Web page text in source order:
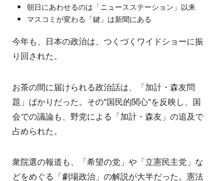
朝日にあわせるのは「ニュースステーション」以来
マスコミが変わる「鍵」は新聞にある
今年も、日本の政治は、つくづくワイドショーに振
り回された。
お茶の間に届けられる政治話は、「加計・森友問
題」ばかりだった。その"国民的関心"を反映し、国
会での議論も、野党による「加計・森友」の追及で
占められた。
衆院選の報道も、「希望の党」や「立憲民主党」な
どをめぐる「劇場政治」の解説が大半だった。憲法